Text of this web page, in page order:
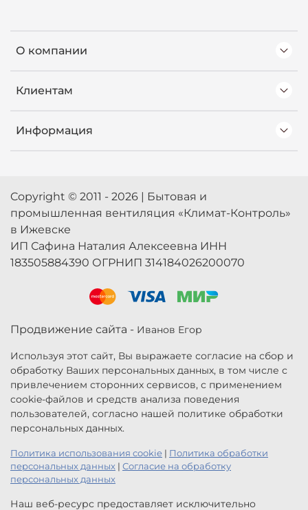
О компании
Клиентам
Информация
Copyright © 2011 - 2026 | Бытовая и
промышленная вентиляция «Климат-Контроль»
в Ижевске
ИП Сафина Наталия Алексеевна ИНН
183505884390 ОГРНИП 314184026200070
Продвижение сайта - Иванов Егор
Используя этот сайт, Вы выражаете согласие на сбор и
обработку Ваших персональных данных, в том числе с
привлечением сторонних сервисов, с применением
cookie-файлов и средств анализа поведения
пользователей, согласно нашей политике обработки
персональных данных.
Политика использования cookie | Политика обработки
персональных данных | Согласие на обработку
персональных данных
Наш веб-ресурс предоставляет исключительно